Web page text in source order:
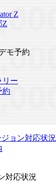
Z
Z
モ予約
リー
約
ョン対応状況
対応状況